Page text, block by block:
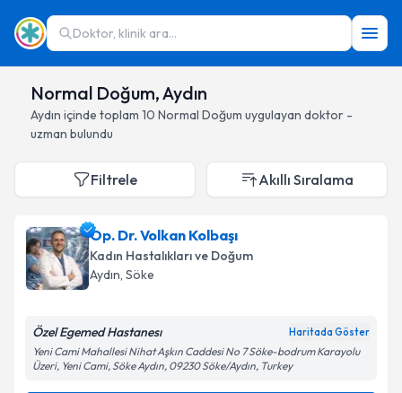
Doktor, klinik ara...
Normal Doğum, Aydın
Aydın içinde toplam 10 Normal Doğum uygulayan doktor -
uzman bulundu
Filtrele Akıllı Sıralama
Op. Dr. Volkan Kolbaşı
Kadın Hastalıkları ve Doğum
Aydın, Söke
Özel Egemed Hastanesı Haritada Göster
Yeni Cami Mahallesi Nihat Aşkın Caddesi No 7 Söke-bodrum Karayolu
Üzeri, Yeni Cami, Söke Aydın, 09230 Söke/Aydın, Turkey